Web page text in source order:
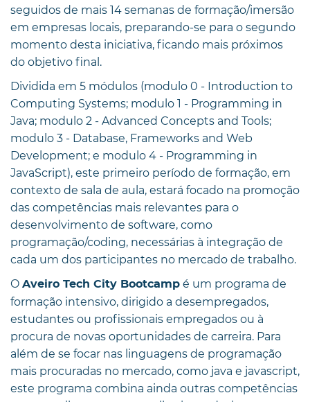
seguidos de mais 14 semanas de formação/imersão
em empresas locais, preparando-se para o segundo
momento desta iniciativa, ficando mais próximos
do objetivo final.
Dividida em 5 módulos (modulo 0 - Introduction to
Computing Systems; modulo 1 - Programming in
Java; modulo 2 - Advanced Concepts and Tools;
modulo 3 - Database, Frameworks and Web
Development; e modulo 4 - Programming in
JavaScript), este primeiro período de formação, em
contexto de sala de aula, estará focado na promoção
das competências mais relevantes para o
desenvolvimento de software, como
programação/coding, necessárias à integração de
cada um dos participantes no mercado de trabalho.
O Aveiro Tech City Bootcamp é um programa de
formação intensivo, dirigido a desempregados,
estudantes ou profissionais empregados ou à
procura de novas oportunidades de carreira. Para
além de se focar nas linguagens de programação
mais procuradas no mercado, como java e javascript,
este programa combina ainda outras competências